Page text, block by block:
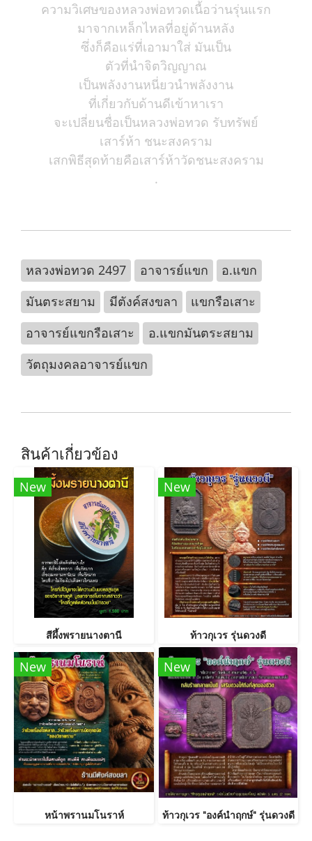
ความวิเศษของหลวงพ่อทวดเนื้อว่านรุ่นแรก
มาจากเหล็กไหลที่อยู่ด้านหลัง
ซึ่งก็คือแร่ที่เอามาใส่ มันเป็น
ตัวที่นำจิตวิญญาณ
เป็นพลังงานหนี่ยวนำพลังงาน
ที่เกี่ยวกับด้านดีเข้าหาเรา
จะเปลี่ยนชื่อเป็นหลวงพ่อทวด รับทรัพย์
เสาร์ห้า ชนะสงคราม
เสกพิธีสุดท้ายคือเสาร์ห้าวัดชนะสงคราม
.
หลวงพ่อทวด 2497 อาจารย์แขก
อ.แขก
มันตระสยาม
มีตังค์สงขลา
แขกรือเสาะ
อาจารย์แขกรือเสาะ
อ.แขกมันตระสยาม
วัตถุมงคลอาจารย์แขก
สินค้าเกี่ยวข้อง
New
สีผึ้งพรายนางตานี
New
ท้าวกุเวร รุ่นดวงดี
New
หน้าพรานมโนราห์
New
ท้าวกุเวร "องค์นำฤกษ์" รุ่นดวงดี